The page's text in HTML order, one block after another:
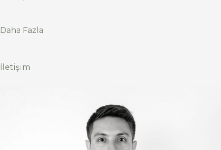
Daha Fazla
İletişim